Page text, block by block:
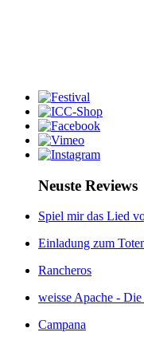
Neuste Reviews
Spiel mir das Lied
Einladung zum
Rancheros
weisse Apache -
Campana